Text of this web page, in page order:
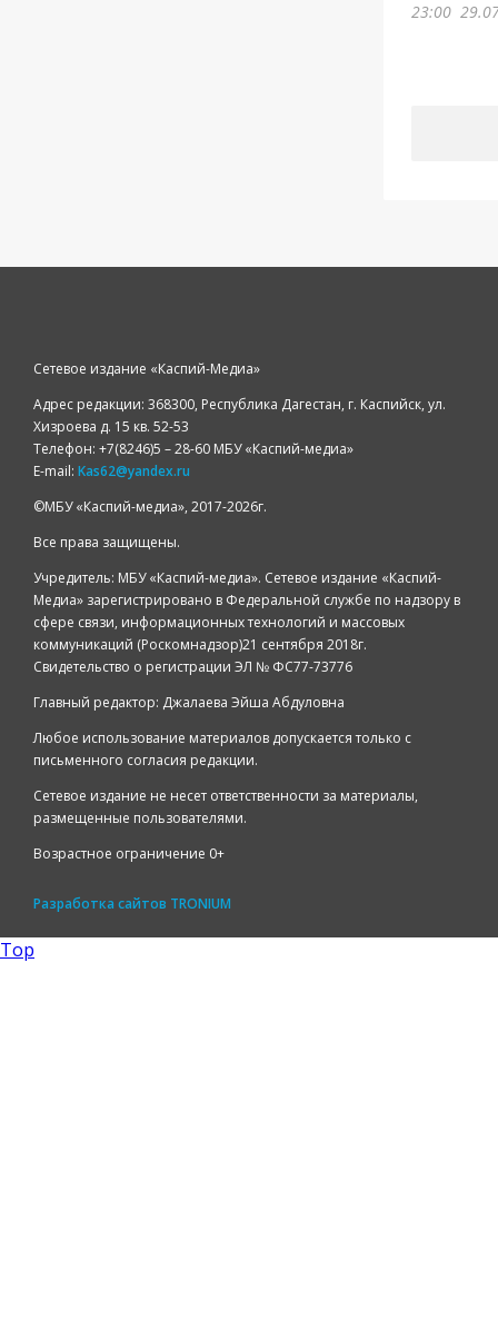
23:00
Сетевое издание «Каспий-Медиа»
Адрес редакции: 368300, Республика Дагестан, г. Каспийск, ул.
Хизроева д. 15 кв. 52-53
Телефон: +7(8246)5 – 28-60 МБУ «Каспий-медиа»
E-mail: Kas62@yandex.ru
©️МБУ «Каспий-медиа», 2017-2026г.
Все права защищены.
Учредитель: МБУ «Каспий-медиа». Сетевое издание «Каспий-
Медиа» зарегистрировано в Федеральной службе по надзору в
сфере связи, информационных технологий и массовых
коммуникаций (Роскомнадзор)21 сентября 2018г.
Свидетельство о регистрации ЭЛ № ФС77-73776
Главный редактор: Джалаева Эйша Абдуловна
Любое использование материалов допускается только с
письменного согласия редакции.
Сетевое издание не несет ответственности за материалы,
размещенные пользователями.
Возрастное ограничение 0+
Разработка сайтов TRONIUM
Top